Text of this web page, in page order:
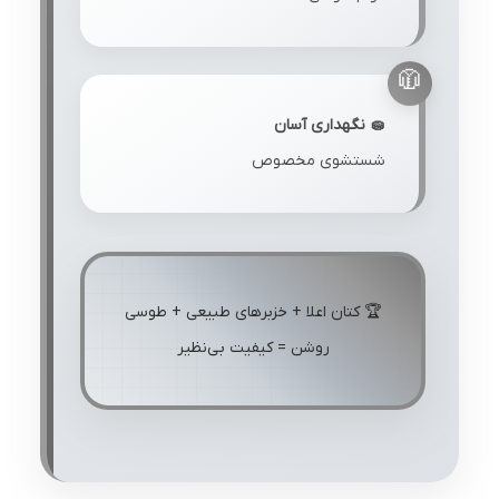
🧽 نگهداری آسان
شستشوی مخصوص
🏆 کتان اعلا + خزبرهای طبیعی + طوسی
روشن = کیفیت بی‌نظیر